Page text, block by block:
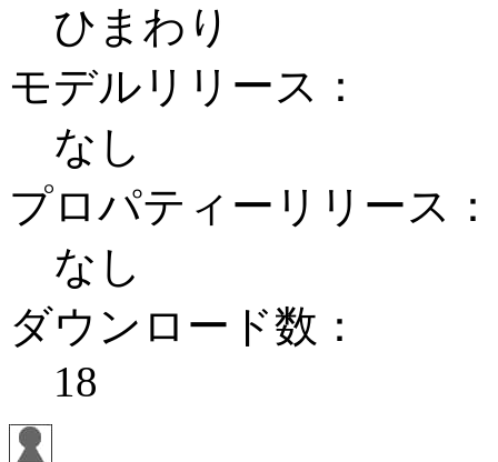
ひまわり
モデルリリース：
なし
プロパティーリリース：
なし
ダウンロード数：
18